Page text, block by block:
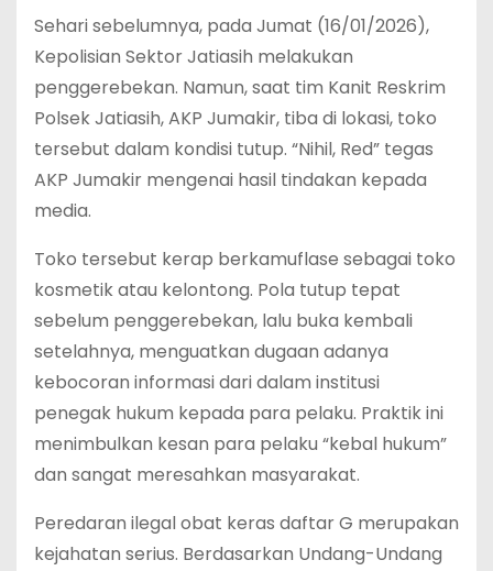
‎Sehari sebelumnya, pada Jumat (16/01/2026),
Kepolisian Sektor Jatiasih melakukan
penggerebekan. Namun, saat tim Kanit Reskrim
Polsek Jatiasih, AKP Jumakir, tiba di lokasi, toko
tersebut dalam kondisi tutup. “Nihil, Red” tegas
AKP Jumakir mengenai hasil tindakan kepada
media.
‎Toko tersebut kerap berkamuflase sebagai toko
kosmetik atau kelontong. Pola tutup tepat
sebelum penggerebekan, lalu buka kembali
setelahnya, menguatkan dugaan adanya
kebocoran informasi dari dalam institusi
penegak hukum kepada para pelaku. Praktik ini
menimbulkan kesan para pelaku “kebal hukum”
dan sangat meresahkan masyarakat.
‎Peredaran ilegal obat keras daftar G merupakan
kejahatan serius. Berdasarkan Undang-Undang